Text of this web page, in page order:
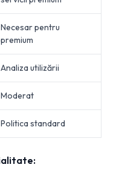
Necesar pentru
premium
Analiza utilizării
Moderat
Politica standard